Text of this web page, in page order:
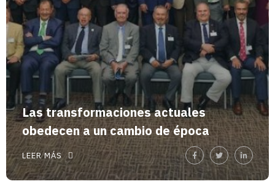
Las transformaciones actuales
obedecen a un cambio de época
LEER MÁS